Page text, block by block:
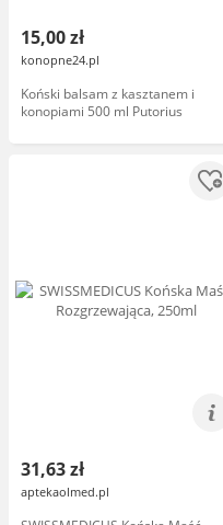
15,00 zł
konopne24.pl
Koński balsam z kasztanem i
konopiami 500 ml Putorius
31,63 zł
aptekaolmed.pl